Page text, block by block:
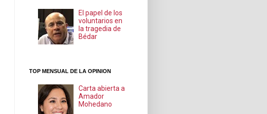
El papel de los
voluntarios en
la tragedia de
Bédar
TOP MENSUAL DE LA OPINION
Carta abierta a
Amador
Mohedano